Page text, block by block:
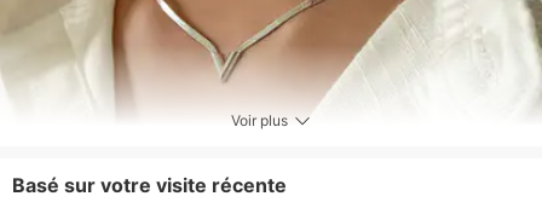
Voir plus
Basé sur votre visite récente